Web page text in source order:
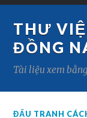
THƯ
ĐỒNG
Tài liệu xem
ĐẤU TRANH